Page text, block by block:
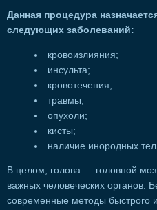
Данная процедура
следующих заболеваний:
кровоизлияния;
инсульта;
кровотечения;
травмы;
опухоли;
кисты;
наличие инородных тел.
В целом, голова — головной
важных человеческих органов.
современные методы быстрого